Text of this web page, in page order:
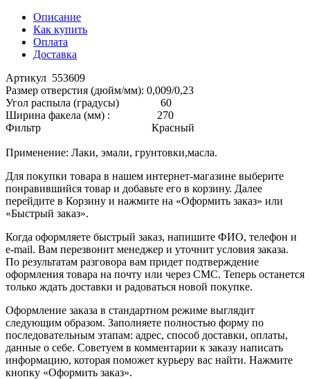
Описание
Как купить
Оплата
Доставка
Артикул 553609
Размер отверстия (дюйм/мм): 0,009/0,23
Угол распыла (градусы) 60
Ширина факела (мм) : 270
Фильтр Красный
Применение: Лаки, эмали, грунтовки,масла.
Для покупки товара в нашем интернет-магазине выберите
понравившийся товар и добавьте его в корзину. Далее
перейдите в Корзину и нажмите на «Оформить заказ» или
«Быстрый заказ».
Когда оформляете быстрый заказ, напишите ФИО, телефон и
e-mail. Вам перезвонит менеджер и уточнит условия заказа.
По результатам разговора вам придет подтверждение
оформления товара на почту или через СМС. Теперь останется
только ждать доставки и радоваться новой покупке.
Оформление заказа в стандартном режиме выглядит
следующим образом. Заполняете полностью форму по
последовательным этапам: адрес, способ доставки, оплаты,
данные о себе. Советуем в комментарии к заказу написать
информацию, которая поможет курьеру вас найти. Нажмите
кнопку «Оформить заказ».